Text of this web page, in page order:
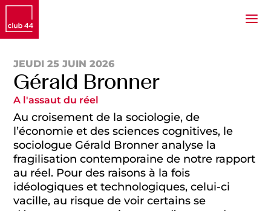
JEUDI 25 JUIN 2026
Gérald Bronner
A l'assaut du réel
Au croisement de la sociologie, de
l’économie et des sciences cognitives, le
sociologue Gérald Bronner analyse la
fragilisation contemporaine de notre rapport
au réel. Pour des raisons à la fois
idéologiques et technologiques, celui-ci
vacille, au risque de voir certains se